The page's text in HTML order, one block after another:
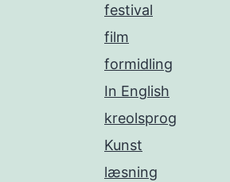
festival
film
formidling
In English
kreolsprog
Kunst
læsning